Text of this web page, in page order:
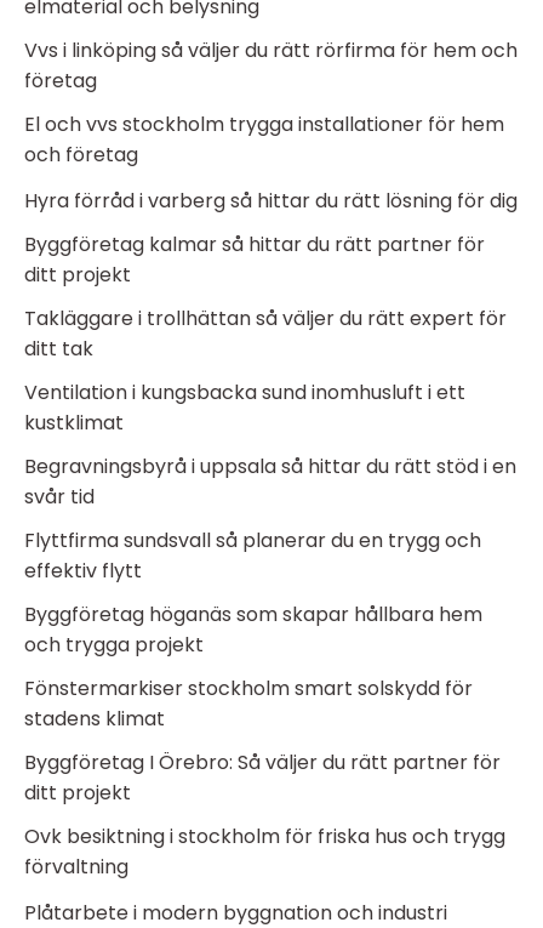
elmaterial och belysning
Vvs i linköping så väljer du rätt rörfirma för hem och
företag
El och vvs stockholm trygga installationer för hem
och företag
Hyra förråd i varberg så hittar du rätt lösning för dig
Byggföretag kalmar så hittar du rätt partner för
ditt projekt
Takläggare i trollhättan så väljer du rätt expert för
ditt tak
Ventilation i kungsbacka sund inomhusluft i ett
kustklimat
Begravningsbyrå i uppsala så hittar du rätt stöd i en
svår tid
Flyttfirma sundsvall så planerar du en trygg och
effektiv flytt
Byggföretag höganäs som skapar hållbara hem
och trygga projekt
Fönstermarkiser stockholm smart solskydd för
stadens klimat
Byggföretag I Örebro: Så väljer du rätt partner för
ditt projekt
Ovk besiktning i stockholm för friska hus och trygg
förvaltning
Plåtarbete i modern byggnation och industri